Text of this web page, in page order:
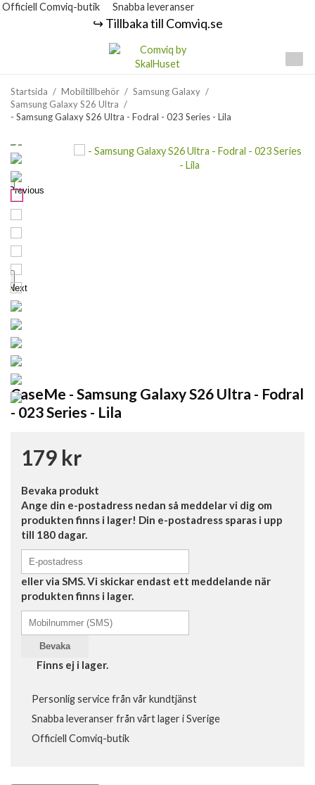
Officiell Comviq-butik Snabba leveranser
↪️ Tillbaka till Comviq.se
Startsida / Mobiltillbehör / Samsung Galaxy /
Samsung Galaxy S26 Ultra /
- Samsung Galaxy S26 Ultra - Fodral - 023 Series - Lila
Previous
Next
CaseMe - Samsung Galaxy S26 Ultra - Fodral
- 023 Series - Lila
179 kr
Bevaka produkt
Ange din e-postadress nedan så meddelar vi dig om
produkten finns i lager! Din e-postadress sparas i upp
till 180 dagar.
eller via SMS. Vi skickar endast ett meddelande när
produkten finns i lager.
Bevaka
Finns ej i lager.
Personlig service från vår kundtjänst
Snabba leveranser från vårt lager i Sverige
Officiell Comviq-butik